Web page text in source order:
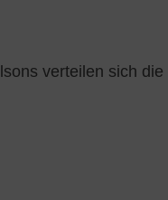
verteilen sich die